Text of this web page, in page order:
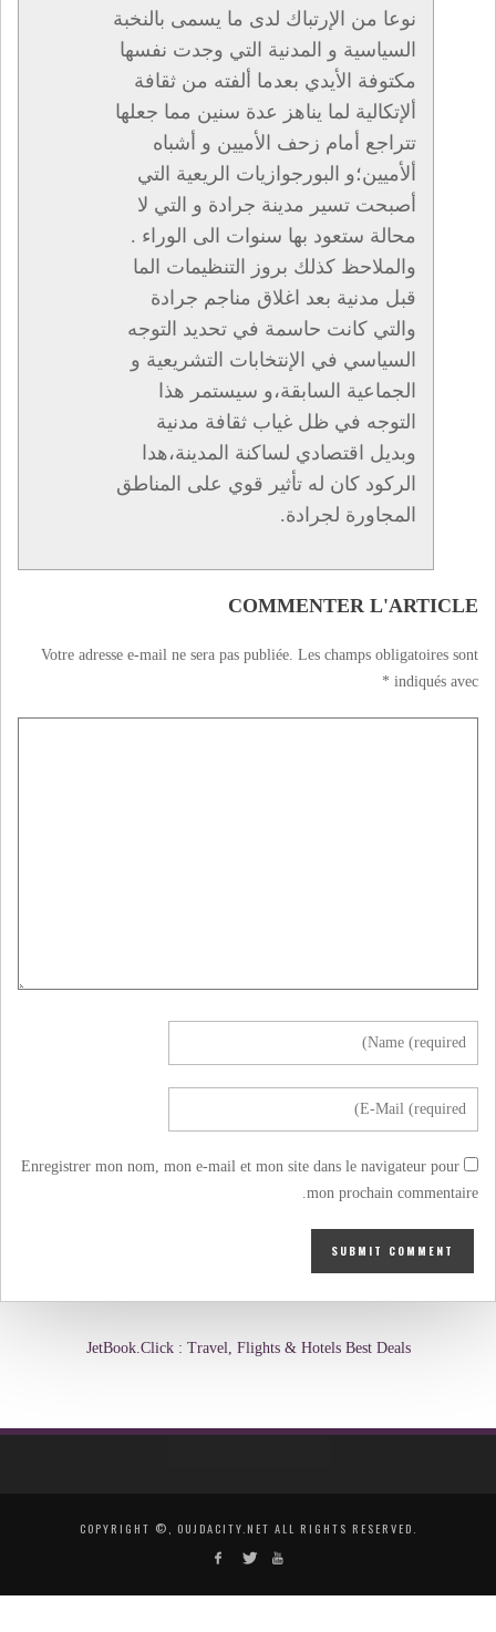
نوعا من الإرتباك لدى ما يسمى بالنخبة
السياسية و المدنية التي وجدت نفسها
مكتوفة الأيدي بعدما ألفته من ثقافة
ألإتكالية لما يناهز عدة سنين مما جعلها
تتراجع أمام زحف الأميين و أشباه
ألأميين؛و البورجوازيات الريعية التي
أصبحت تسير مدينة جرادة و التي لا
محالة ستعود بها سنوات الى الوراء .
والملاحظ كذلك بروز التنظيمات الما
قبل مدنية بعد اغلاق مناجم جرادة
والتي كانت حاسمة في تحديد التوجه
السياسي في الإنتخابات التشريعية و
الجماعية السابقة،و سيستمر هذا
التوجه في ظل غياب ثقافة مدنية
وبديل اقتصادي لساكنة المدينة،هدا
الركود كان له تأثير قوي على المناطق
المجاورة لجرادة.
COMMENTER L'ARTICLE
Votre adresse e-mail ne sera pas publiée. Les champs obligatoires sont
indiqués avec
*
Enregistrer mon nom, mon e-mail et mon site dans le navigateur pour
mon prochain commentaire.
JetBook.Click : Travel, Flights & Hotels Best Deals
COPYRIGHT ©, OUJDACITY.NET ALL RIGHTS RESERVED.